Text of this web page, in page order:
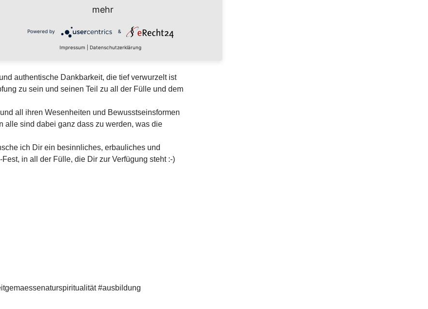
und selbstbestimmten Entscheidungen
und ihrem Geschenk der Fülle gegenüber.
oder gar sich selbst in Abhängigkeit sehende
verbunden ist.
authentische Dankbarkeit, die tief verwurzelt ist
zu sein und seinen Teil zu all der Fülle und dem
all ihren Wesenheiten und Bewusstseinsformen
alle sind dabei ganz dass zu werden, was die
ich Dir ein besinnliches, erbauliches und
in all der Fülle, die Dir zur Verfügung steht :-)
#ausbildung
mehr
Powered by &
Impressum Datenschutzerklärung